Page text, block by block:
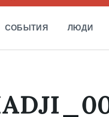
СОБЫТИЯ ЛЮДИ